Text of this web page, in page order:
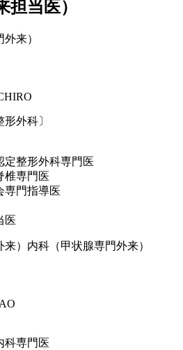
当医）
来）
外科〕
定整形外科専門医
椎専門医
専門指導医
医
） 内科（甲状腺専門外来）
科専門医